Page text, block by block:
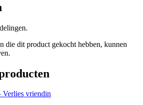
die dit product gekocht hebben, kunnen